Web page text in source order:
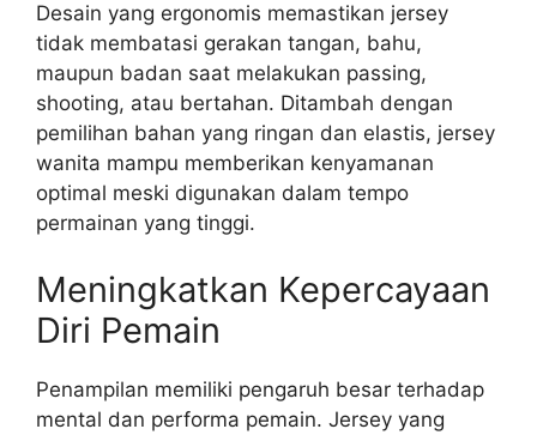
Desain yang ergonomis memastikan jersey
tidak membatasi gerakan tangan, bahu,
maupun badan saat melakukan passing,
shooting, atau bertahan. Ditambah dengan
pemilihan bahan yang ringan dan elastis, jersey
wanita mampu memberikan kenyamanan
optimal meski digunakan dalam tempo
permainan yang tinggi.
Meningkatkan Kepercayaan
Diri Pemain
Penampilan memiliki pengaruh besar terhadap
mental dan performa pemain. Jersey yang